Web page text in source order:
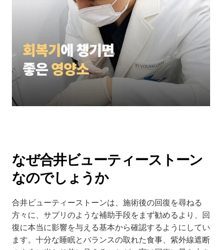
なぜ合井ビューティーストーン
なのでしょうか
合井ビューティーストーンは、施術後の回復を尋ねる
方々に、サプリのような補助手段をまず勧めるより、回
復に本当に影響を与える基本から確認するようにしてい
ます。十分な睡眠とバランスの取れた食事、紫外線遮断